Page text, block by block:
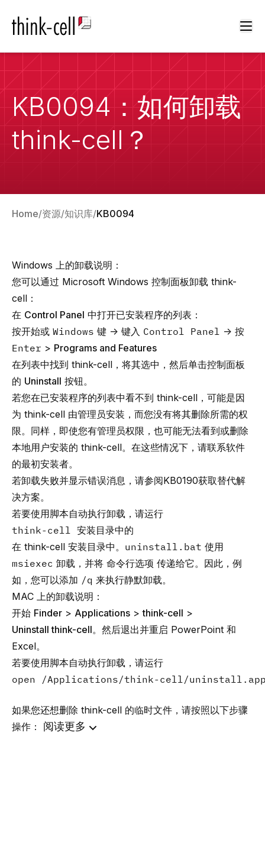
KB0094：如何卸载
think-cell？
Home 资源 知识库 KB0094
Windows 上的卸载说明：
您可以通过 Microsoft Windows 控制面板卸载 think-
cell：
在 Control Panel 中打开已安装程序的列表：
按开始或 Windows 键 → 键入 Control Panel → 按
Enter > Programs and Features
在列表中找到 think-cell，将其选中，然后单击控制面板
的 Uninstall 按钮。
若您在已安装程序的列表中看不到 think-cell，可能是因
为 think-cell 由管理员安装，而您没有将其删除所需的权
限。同样，即使您有管理员权限，也可能无法看到或删除
本地用户安装的 think-cell。在这些情况下，请联系软件
的最初安装者。
若卸载失败并显示错误消息，请参阅KB0190获取替代解
决方案。
若要使用脚本自动执行卸载，请运行
think-cell 安装目录中的
在 think-cell 安装目录中。 uninstall.bat 使用
msiexec 卸载，并将 命令行选项 传递给它。因此，例
如，您可以添加 /q 来执行静默卸载。
MAC 上的卸载说明：
开始 Finder > Applications >think-cell >
Uninstall think-cell。然后退出并重启 PowerPoint 和
Excel。
若要使用脚本自动执行卸载，请运行
open /Applications/think-cell/
如果您还想删除 think-cell 的临时文件，请按照以下步骤
操作： 阅读更多